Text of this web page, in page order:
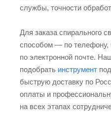
службы, точности
Для заказа спирального
способом — по телефону,
по электронной почте.
подобрать инструмент
быструю доставку по
оплаты и
на всех этапах